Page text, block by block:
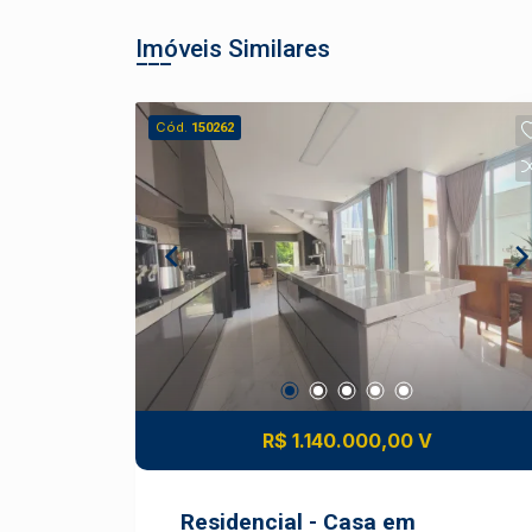
Imóveis Similares
Cód. 150262
R$ 1.140.000,00 V
Residencial - Casa em